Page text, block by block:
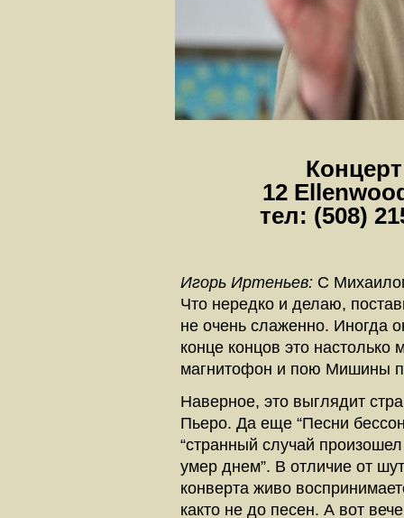
12
тел: (508)
Игорь Иртеньев: С
Что нередко и делаю,
не очень слаженно. Иногда
конце концов это
магнитофон и пою Мишины
Наверное, это выглядит
Пьеро. Да еще “Песни
“странный случай
умер днем”. В отличие от
конверта живо
как­то не до песен. А вот